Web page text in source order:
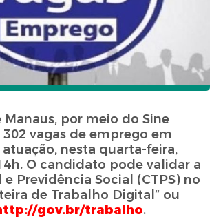
por meio do Sine
vagas de emprego em
atuação, nesta quarta-feira,
O candidato pode validar a
Previdência Social (CTPS) no
de Trabalho Digital” ou
gov.br/trabalho.